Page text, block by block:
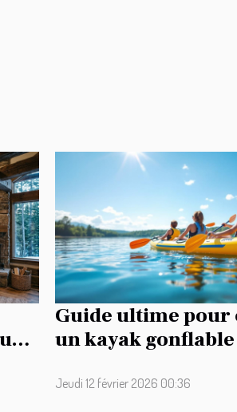
Guide ultime
un kayak
Jeudi 12 février 2026 00:36